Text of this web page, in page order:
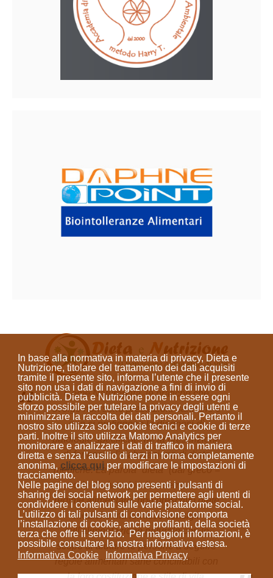
In base alla normativa in materia di privacy, Dieta e
Nutrizione, titolare del trattamento dei dati acquisiti
tramite il presente sito, informa l’utente che il presente
sito non usa i dati di navigazione a fini di invio di
pubblicità. Dieta e Nutrizione pone in essere ogni
sforzo possibile per tutelare la privacy degli utenti e
minimizzare la raccolta dei dati personali. Pertanto il
nostro sito utilizza solo cookie tecnici e cookie di terze
parti. Inoltre il sito utilizza Matomo Analytics per
monitorare e analizzare i dati di traffico in maniera
diretta e senza l’ausilio di terzi in forma completamente
anonima, clicca quiper modificare le impostazioni di
tracciamento.
Nelle pagine del blog sono presenti i pulsanti di
sharing dei social network per permettere agli utenti di
condividere i contenuti sulle varie piattaforme social.
L’utilizzo di tali pulsanti di condivisione comporta
l’installazione di cookie, anche profilanti, della società
terza che offre il servizio. Per maggiori informazioni, è
possibile consultare la nostra informativa estesa.
Informativa Cookie
Informativa Privacy
Come Naturopata, le pratiche che
svolgo non sono prestazioni sanitarie e
non si prefiggono la diagnosi di
patologie specifiche, né la prescrizione
di farmaci o l'elaborazione di diete
mediche. La parola “dieta” (dal greco =
modo di vivere)indica sempre un
regime alimentare; non prescrivo diete
mediche ma fornisco consigli
sull'alimentazione naturale con lo
scopo di aiutare le persone a seguire
regole alimentari sane conciliabili con